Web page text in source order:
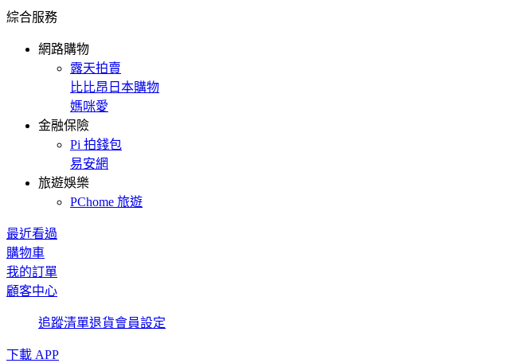
綜合服務
網路購物
露天拍賣
比比昂日本購物
媽咪愛
金融保險
Pi 拍錢包
易安網
旅遊娛樂
PChome 旅遊
最近看過
購物車
我的訂單
顧客中心
追蹤清單退貨會員設定
下載 APP